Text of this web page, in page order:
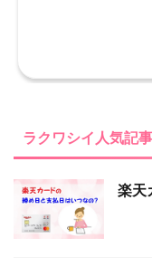
ラクワシイ人気記事
楽天